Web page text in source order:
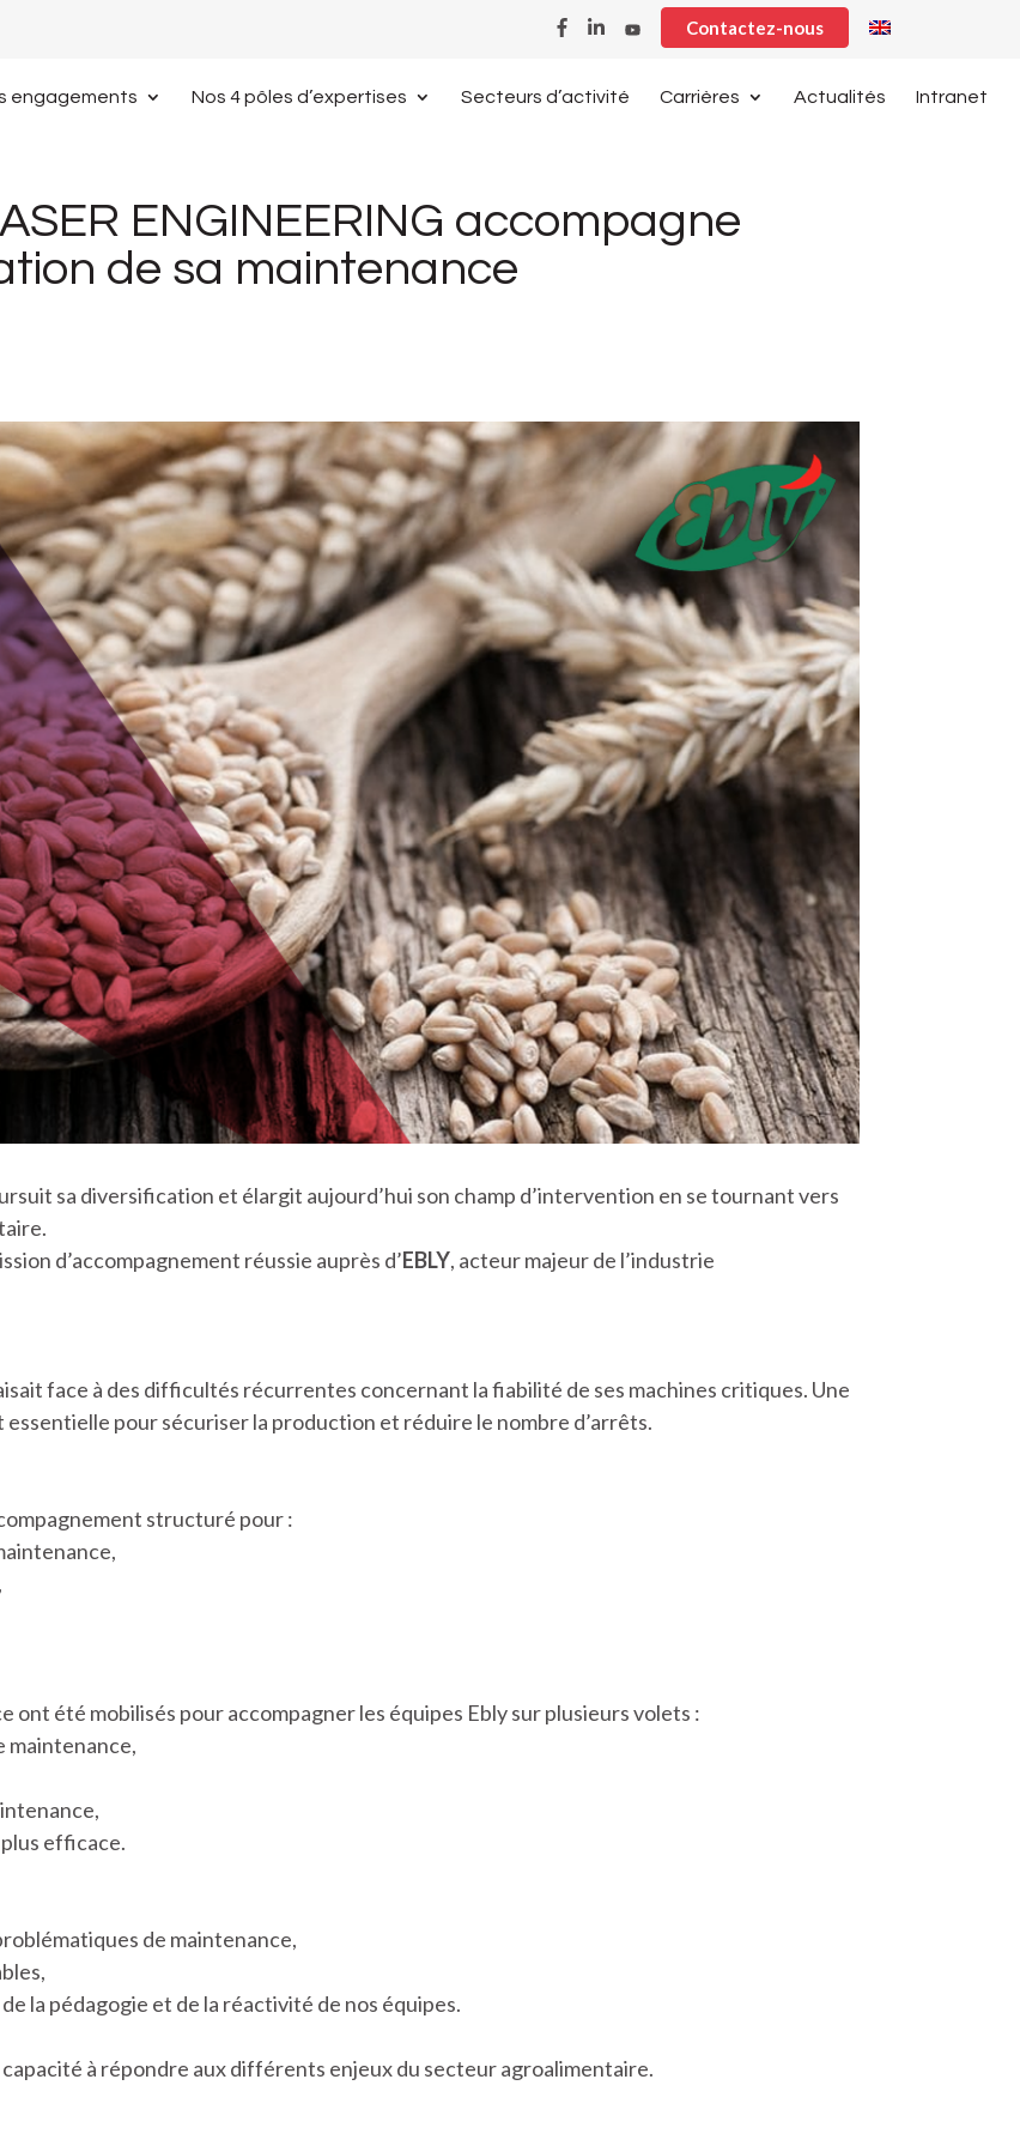
Contactez-nous
engagements Nos 4 pôles d’expertises Secteurs d’activité Carrières Actualités Intranet
ENGINEERING accompagne
de sa maintenance
sa diversification et élargit aujourd’hui son champ d’intervention en se tournant vers
d’accompagnement réussie auprès d’EBLY, acteur majeur de l’industrie
face à des difficultés récurrentes concernant la fiabilité de ses machines critiques. Une
pour sécuriser la production et réduire le nombre d’arrêts.
structuré pour :
ont été mobilisés pour accompagner les équipes Ebly sur plusieurs volets :
maintenance,
efficace.
de maintenance,
la pédagogie et de la réactivité de nos équipes.
à répondre aux différents enjeux du secteur agroalimentaire.